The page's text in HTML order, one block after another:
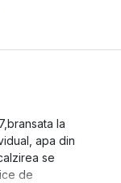
la
apa din
se
de